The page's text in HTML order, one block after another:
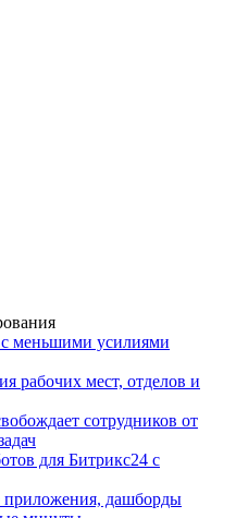
меньшими усилиями
рабочих мест, отделов и
сотрудников от
для Битрикс24 с
приложения, дашборды